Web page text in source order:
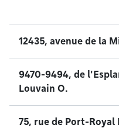
12435, avenue de la
9470-9494, de
Louvain O.
75, rue de Port-Royal